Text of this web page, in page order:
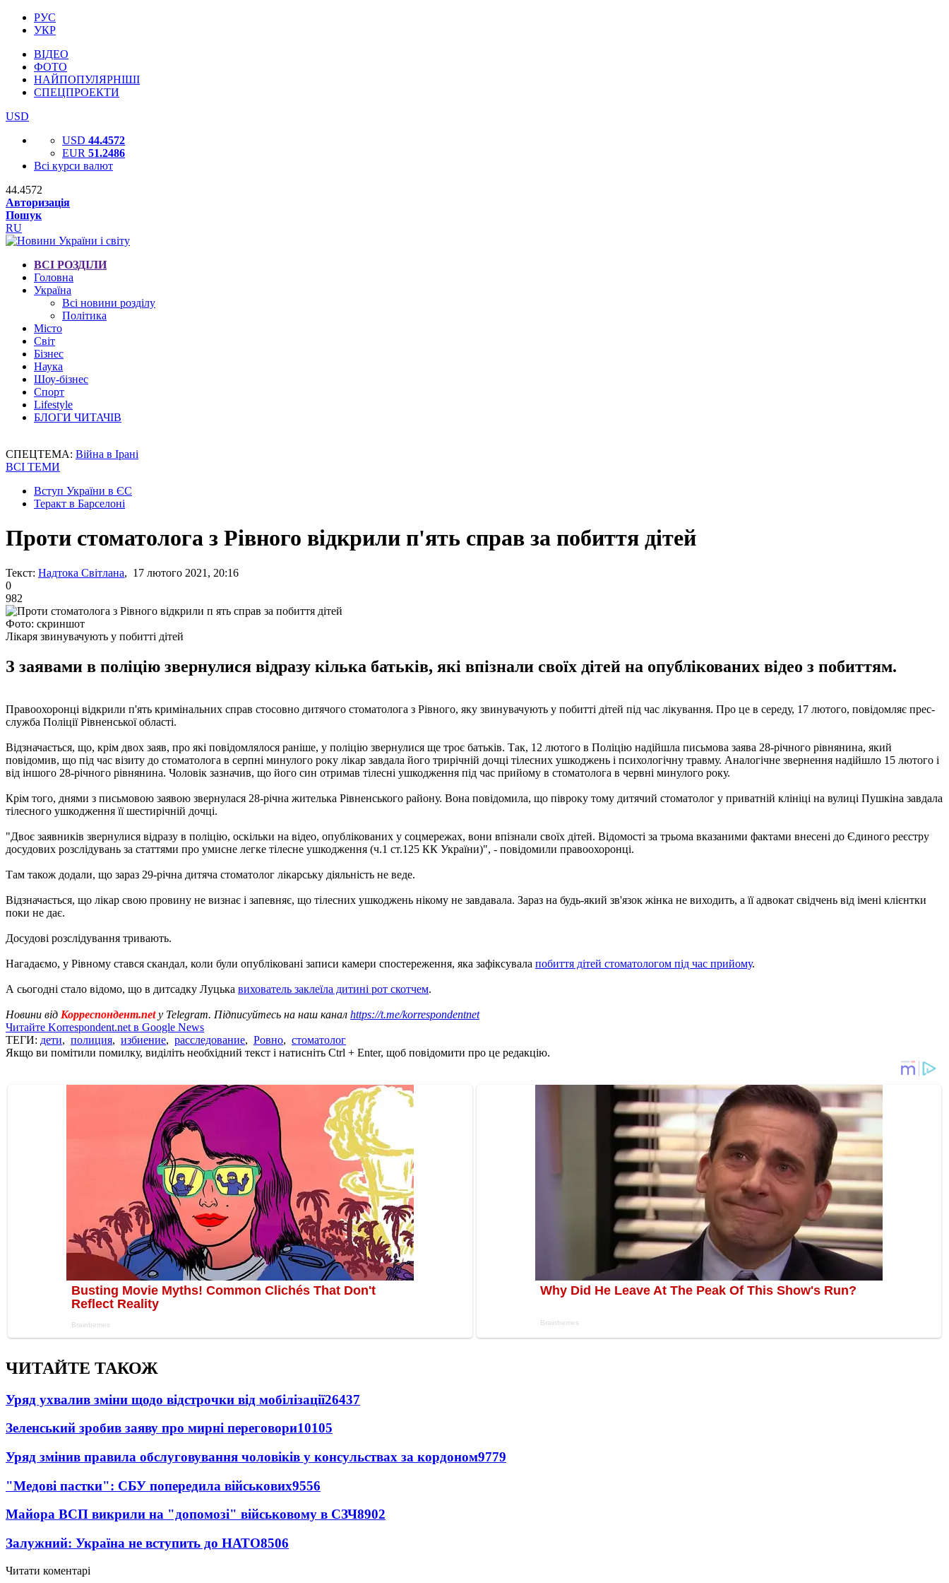
РУС
УКР
ВІДЕО
ФОТО
НАЙПОПУЛЯРНІШІ
СПЕЦПРОЕКТИ
USD
USD 44.4572
EUR 51.2486
Всі курси валют
44.4572
Авторизація
Пошук
RU
ВСІ РОЗДІЛИ
Головна
Україна
Всі новини розділу
Політика
Місто
Світ
Бізнес
Наука
Шоу-бізнес
Спорт
Lifestyle
БЛОГИ ЧИТАЧІВ
СПЕЦТЕМА: Війна в Ірані
ВСІ ТЕМИ
Вступ України в ЄС
Теракт в Барселоні
Проти стоматолога з Рівного відкрили п'ять справ за побиття дітей
Текст: Надтока Світлана, 17 лютого 2021, 20:16
0
982
Фото: скриншот
Лікаря звинувачують у побитті дітей
З заявами в поліцію звернулися відразу кілька батьків, які впізнали своїх дітей на опублікованих відео з побиттям.
Правоохоронці відкрили п'ять кримінальних справ стосовно дитячого стоматолога з Рівного, яку звинувачують у побитті дітей під час лікування. Про це в середу, 17 лютого, повідомляє прес-
служба Поліції Рівненської області.
Відзначається, що, крім двох заяв, про які повідомлялося раніше, у поліцію звернулися ще троє батьків. Так, 12 лютого в Поліцію надійшла письмова заява 28-річного рівнянина, який
повідомив, що під час візиту до стоматолога в серпні минулого року лікар завдала його трирічній дочці тілесних ушкоджень і психологічну травму. Аналогічне звернення надійшло 15 лютого і
від іншого 28-річного рівнянина. Чоловік зазначив, що його син отримав тілесні ушкодження під час прийому в стоматолога в червні минулого року.
Крім того, днями з письмовою заявою звернулася 28-річна жителька Рівненського району. Вона повідомила, що півроку тому дитячий стоматолог у приватній клініці на вулиці Пушкіна завдала
тілесного ушкодження її шестирічній дочці.
"Двоє заявників звернулися відразу в поліцію, оскільки на відео, опублікованих у соцмережах, вони впізнали своїх дітей. Відомості за трьома вказаними фактами внесені до Єдиного реєстру
досудових розслідувань за статтями про умисне легке тілесне ушкодження (ч.1 ст.125 КК України)", - повідомили правоохоронці.
Там також додали, що зараз 29-річна дитяча стоматолог лікарську діяльність не веде.
Відзначається, що лікар свою провину не визнає і запевняє, що тілесних ушкоджень нікому не завдавала. Зараз на будь-який зв'язок жінка не виходить, а її адвокат свідчень від імені клієнтки
поки не дає.
Досудові розслідування тривають.
Нагадаємо, у Рівному стався скандал, коли були опубліковані записи камери спостереження, яка зафіксувала побиття дітей стоматологом під час прийому.
А сьогодні стало відомо, що в дитсадку Луцька вихователь заклеїла дитині рот скотчем.
Новини від Корреспондент.netу Telegram. Підписуйтесь на наш канал https://t.me/korrespondentnet
Читайте Korrespondent.net в Google News
ТЕГИ: дети, полиция, избиение, расследование, Ровно, стоматолог
Якщо ви помітили помилку, виділіть необхідний текст і натисніть Ctrl + Enter, щоб повідомити про це редакцію.
ЧИТАЙТЕ ТАКОЖ
Уряд ухвалив зміни щодо відстрочки від мобілізації26437
Зеленський зробив заяву про мирні переговори10105
Уряд змінив правила обслуговування чоловіків у консульствах за кордоном9779
"Медові пастки": СБУ попередила військових9556
Майора ВСП викрили на "допомозі" військовому в СЗЧ8902
Залужний: Україна не вступить до НАТО8506
Читати коментарі